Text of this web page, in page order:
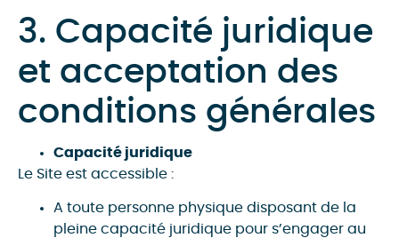
3. Capacité juridique
et acceptation des
conditions générales
Capacité juridique
Le Site est accessible :
A toute personne physique disposant de la
pleine capacité juridique pour s’engager au